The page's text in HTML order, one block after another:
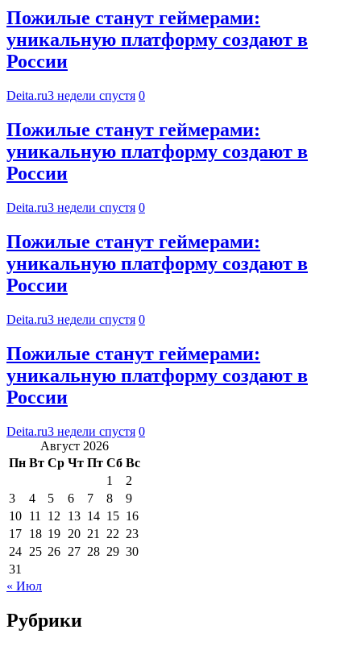
Пожилые станут геймерами:
уникальную платформу создают в
России
Deita.ru3 недели спустя 0
Пожилые станут геймерами:
уникальную платформу создают в
России
Deita.ru3 недели спустя 0
Пожилые станут геймерами:
уникальную платформу создают в
России
Deita.ru3 недели спустя 0
Пожилые станут геймерами:
уникальную платформу создают в
России
Deita.ru3 недели спустя 0
Август 2026
Пн Вт Ср Чт Пт Сб Вс
1
2
3
4 5 6 7 8
9
10 11 12 13 14 15 16
17 18 19 20 21 22 23
24 25 26 27 28 29 30
31
« Июл
Рубрики